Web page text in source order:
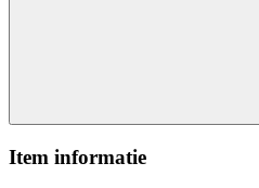
Item informatie